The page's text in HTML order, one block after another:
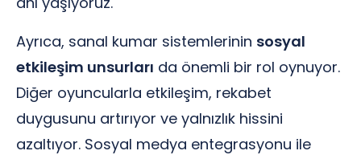
Ayrıca, sanal kumar sistemlerinin sosyal
etkileşim unsurları da önemli bir rol oynuyor.
Diğer oyuncularla etkileşim, rekabet
duygusunu artırıyor ve yalnızlık hissini
azaltıyor. Sosyal medya entegrasyonu ile